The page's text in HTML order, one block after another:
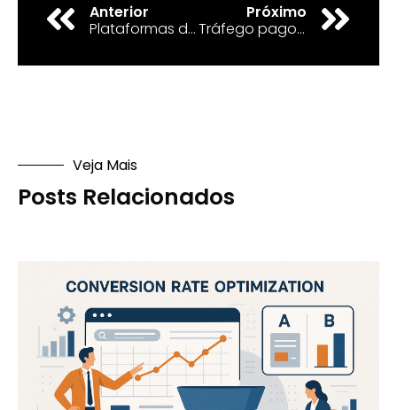
Anterior
Plataformas de Tráfego Pago: Conheça as melhores
Próximo
Tráfego pago e funil de vendas: Como melhoram os resultados?
Veja Mais
Posts Relacionados